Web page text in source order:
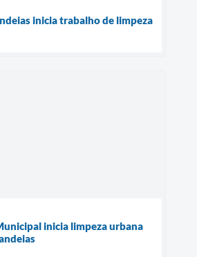
inicia trabalho de limpeza
inicia limpeza urbana